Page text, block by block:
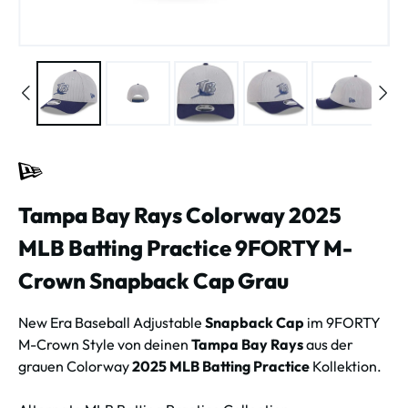
Tampa Bay Rays Colorway 2025
MLB Batting Practice 9FORTY M-
Crown Snapback Cap Grau
New Era Baseball Adjustable Snapback Cap im 9FORTY
M-Crown Style von deinen Tampa Bay Raysaus der
grauen Colorway2025 MLB Batting Practice Kollektion.